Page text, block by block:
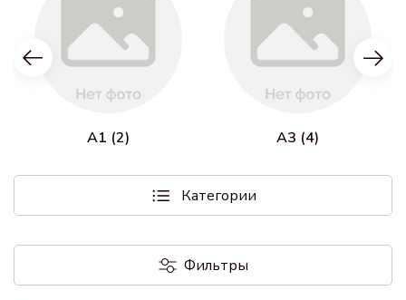
A1 (2) A3 (4)
Категории
Фильтры